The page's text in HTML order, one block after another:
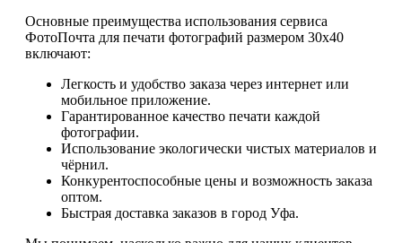
Основные преимущества использования сервиса
ФотоПочта для печати фотографий размером 30х40
включают:
Легкость и удобство заказа через интернет или
мобильное приложение.
Гарантированное качество печати каждой
фотографии.
Использование экологически чистых материалов и
чёрнил.
Конкурентоспособные цены и возможность заказа
оптом.
Быстрая доставка заказов в город Уфа.